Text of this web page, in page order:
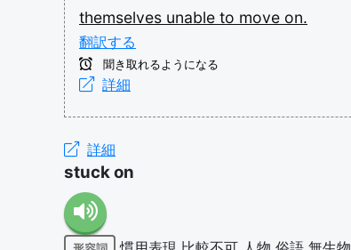
themselves unable to move on.
翻訳する
聞き取れるようになる
詳細
詳細
stuck on